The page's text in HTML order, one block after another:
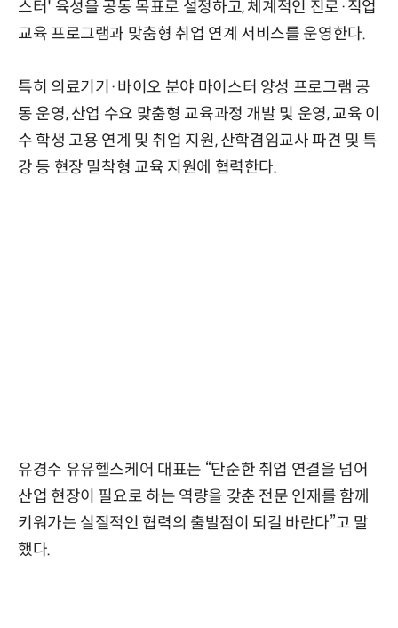
스터' 육성을 공동 목표로 설정하고, 체계적인 진로·직업
교육 프로그램과 맞춤형 취업 연계 서비스를 운영한다.
특히 의료기기·바이오 분야 마이스터 양성 프로그램 공
동 운영, 산업 수요 맞춤형 교육과정 개발 및 운영, 교육 이
수 학생 고용 연계 및 취업 지원, 산학겸임교사 파견 및 특
강 등 현장 밀착형 교육 지원에 협력한다.
유경수 유유헬스케어 대표는 “단순한 취업 연결을 넘어
산업 현장이 필요로 하는 역량을 갖춘 전문 인재를 함께
키워가는 실질적인 협력의 출발점이 되길 바란다”고 말
했다.